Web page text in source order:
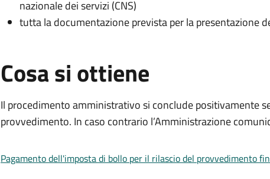
nazionale dei servizi (CNS)
tutta la documentazione prevista per la presentazione
Cosa si ottiene
Il procedimento amministrativo si conclude positivamente
provvedimento. In caso contrario l’Amministrazione
Pagamento dell'imposta di bollo per il rilascio del provvedimento